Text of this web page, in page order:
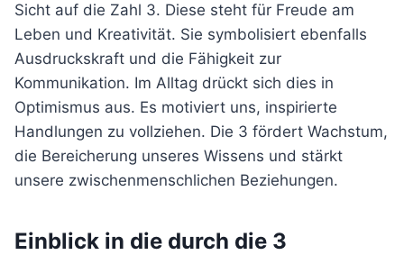
Sicht auf die Zahl 3. Diese steht für Freude am
Leben und Kreativität. Sie symbolisiert ebenfalls
Ausdruckskraft und die Fähigkeit zur
Kommunikation. Im Alltag drückt sich dies in
Optimismus aus. Es motiviert uns, inspirierte
Handlungen zu vollziehen. Die 3 fördert Wachstum,
die Bereicherung unseres Wissens und stärkt
unsere zwischenmenschlichen Beziehungen.
Einblick in die durch die 3